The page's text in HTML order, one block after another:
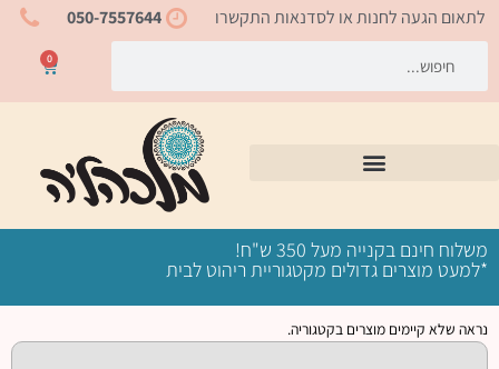
דילוג
050-7557644 לתאום הגעה לחנות או לסדנאות התקשרו
0
עגלת
קניות
משלוח חינם בקנייה מעל 350 ש"ח!
*למעט מוצרים גדולים מקטגוריית ריהוט לבית
נראה שלא קיימים מוצרים בקטגוריה.